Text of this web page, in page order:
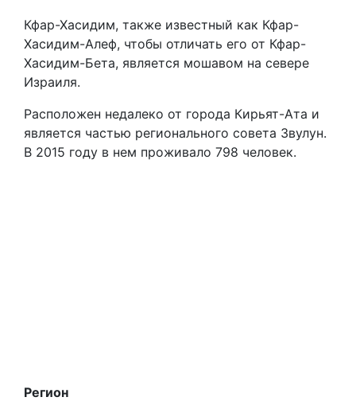
Кфар-Хасидим, также известный как Кфар-
Хасидим-Алеф, чтобы отличать его от Кфар-
Хасидим-Бета, является мошавом на севере
Израиля.
Расположен недалеко от города Кирьят-Ата и
является частью регионального совета Звулун.
В 2015 году в нем проживало 798 человек.
Регион